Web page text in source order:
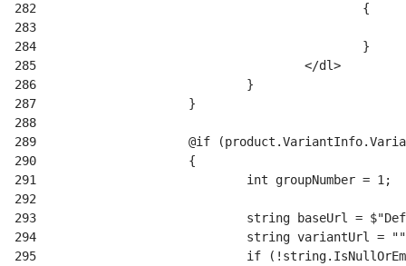
282
283
284
285
286
287
288
289
290
291
292
293
294
295